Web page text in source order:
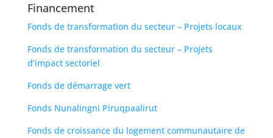
Financement
Fonds de transformation du secteur – Projets locaux
Fonds de transformation du secteur – Projets
d’impact sectoriel
Fonds de démarrage vert
Fonds Nunalingni Piruqpaalirut
Fonds de croissance du logement communautaire de